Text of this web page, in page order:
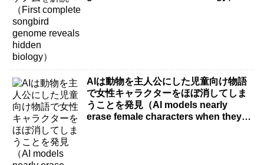
AIは動物を主人公にした児童向け物語
で女性キャラクターをほぼ消してしま
うことを発見（AI models nearly
erase female characters when they